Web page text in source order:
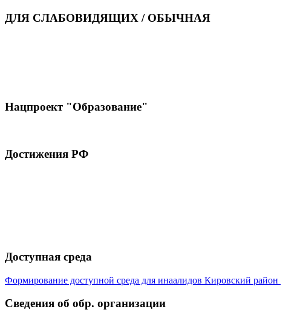
ДЛЯ СЛАБОВИДЯЩИХ / ОБЫЧНАЯ
Нацпроект "Образование"
Достижения РФ
Доступная среда
Формирование доступной среда для инаалидов Кировский район
Cведения об обр. организации